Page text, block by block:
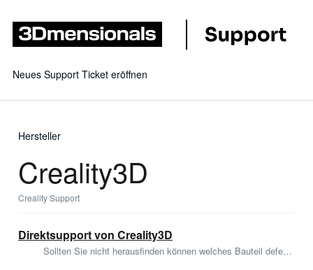
Neues Support Ticket eröffnen
Hersteller
Creality3D
Creality Support
Direktsupport von Creality3D
Sollten Sie nicht herausfinden können welches Bauteil defekt ist steht Ihnen Creality3D mit Rat und Tat zur Seite. Sie erreichen Creality3D unter der fo...